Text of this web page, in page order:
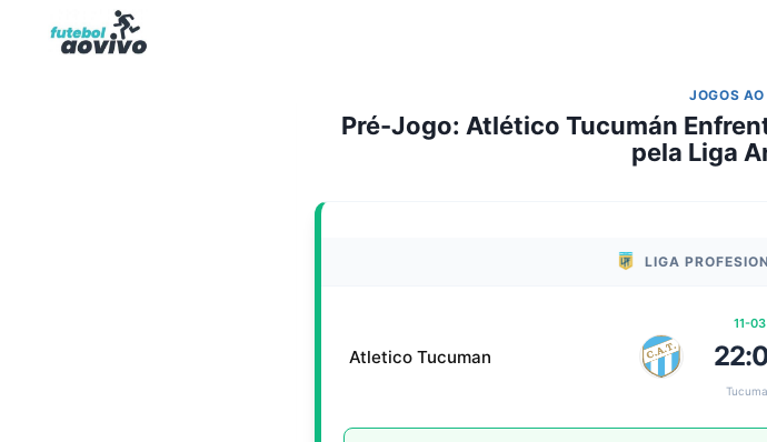
JOGOS
Pré-Jogo: Atlético Tucumán
pela Liga
LIGA
Atletico Tucuman
11-03